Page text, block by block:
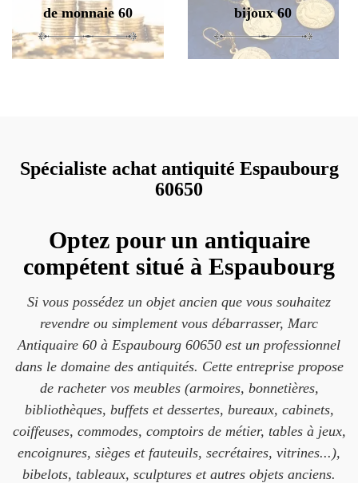
de monnaie 60
bijoux 60
Spécialiste achat antiquité Espaubourg
60650
Optez pour un antiquaire
compétent situé à Espaubourg
Si vous possédez un objet ancien que vous souhaitez
revendre ou simplement vous débarrasser, Marc
Antiquaire 60 à Espaubourg 60650 est un professionnel
dans le domaine des antiquités. Cette entreprise propose
de racheter vos meubles (armoires, bonnetières,
bibliothèques, buffets et dessertes, bureaux, cabinets,
coiffeuses, commodes, comptoirs de métier, tables à jeux,
encoignures, sièges et fauteuils, secrétaires, vitrines...),
bibelots, tableaux, sculptures et autres objets anciens.